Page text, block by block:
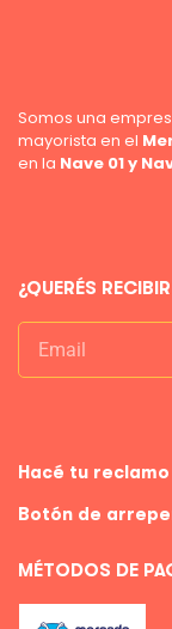
Somos una
mayorista en el
en la Nave 01 y
¿QUERÉS
Hacé tu reclamo
Botón de
MÉTODOS DE